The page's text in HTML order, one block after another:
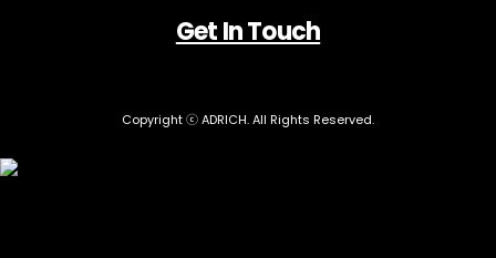
Get In Touch
Copyright ⓒ ADRICH. All Rights Reserved.